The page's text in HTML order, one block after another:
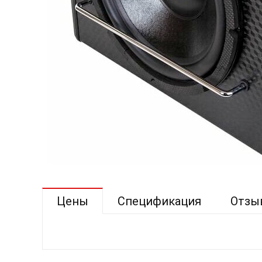
Цены Спецификация